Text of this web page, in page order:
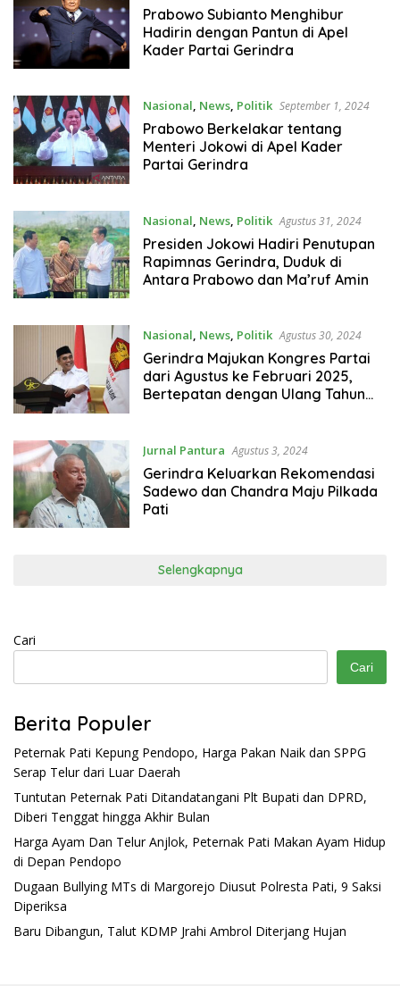
Prabowo Subianto Menghibur
Hadirin dengan Pantun di Apel
Kader Partai Gerindra
Nasional, News, Politik September 1, 2024
Prabowo Berkelakar tentang
Menteri Jokowi di Apel Kader
Partai Gerindra
Nasional, News, Politik Agustus 31, 2024
Presiden Jokowi Hadiri Penutupan
Rapimnas Gerindra, Duduk di
Antara Prabowo dan Ma’ruf Amin
Nasional, News, Politik Agustus 30, 2024
Gerindra Majukan Kongres Partai
dari Agustus ke Februari 2025,
Bertepatan dengan Ulang Tahun
Jurnal Pantura Agustus 3, 2024
Gerindra Keluarkan Rekomendasi
Sadewo dan Chandra Maju Pilkada
Pati
Selengkapnya
Cari
Cari
Berita Populer
Peternak Pati Kepung Pendopo, Harga Pakan Naik dan SPPG
Serap Telur dari Luar Daerah
Tuntutan Peternak Pati Ditandatangani Plt Bupati dan DPRD,
Diberi Tenggat hingga Akhir Bulan
Harga Ayam Dan Telur Anjlok, Peternak Pati Makan Ayam Hidup
di Depan Pendopo
Dugaan Bullying MTs di Margorejo Diusut Polresta Pati, 9 Saksi
Diperiksa
Baru Dibangun, Talut KDMP Jrahi Ambrol Diterjang Hujan